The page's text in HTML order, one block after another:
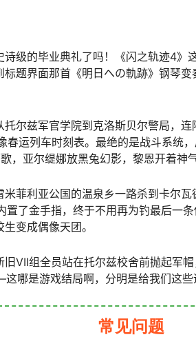
级的毕业典礼了吗！《闪之轨迹4》
标题界面那首《明日への軌跡》钢琴
尔兹军官学院到克洛斯贝尔警局，
运列车时刻表。最绝的是战斗系统
亚尔缇娜放黑兔幻影，黎恩开着神
菲利亚公国的温泉乡一路杀到卡尔
了金手指，终于不用再为钓最后一
变成偶像天团。
VII组全员站在托尔兹校舍前抛起军
哪是游戏结局啊，分明是给我们这些
常见问题